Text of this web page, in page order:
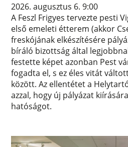
2026. augusztus 6. 9:00
A Feszl Frigyes tervezte pesti
első emeleti étterem (akkor
freskójának elkészítésére
bíráló bizottság által
festette képet azonban Pest
fogadta el, s ez éles vitát
között. Az ellentétet a
azzal, hogy új pályázat
hatóságot.